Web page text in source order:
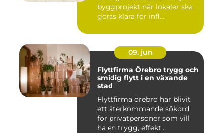
byggprojekt när lokaler ska
göras klara för infl...
09. jun
Flyttfirma Örebro trygg och
smidig flytt i en växande
stad
Flyttfirma örebro har blivit
ett återkommande sökord
för privatpersoner som vill
ha en trygg, effekt...